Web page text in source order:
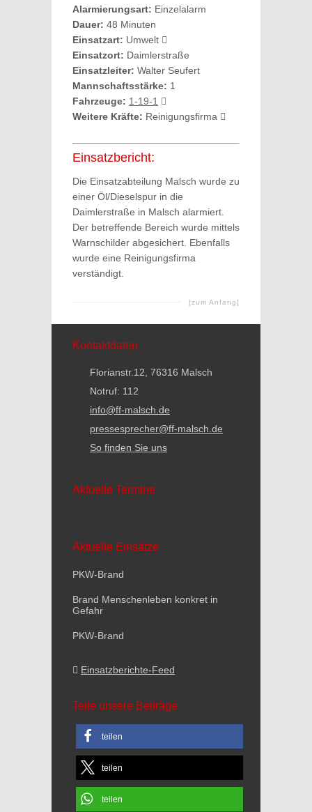
Alarmierungsart: Einzelalarm
Dauer: 48 Minuten
Einsatzart: Umwelt
Einsatzort: Daimlerstraße
Einsatzleiter: Walter Seufert
Mannschaftsstärke: 1
Fahrzeuge: 1-19-1
Weitere Kräfte: Reinigungsfirma
Einsatzbericht:
Die Einsatzabteilung Malsch wurde zu
einer Öl/Dieselspur in die
Daimlerstraße in Malsch alarmiert.
Der betreffende Bereich wurde mittels
Warnschilder abgesichert. Ebenfalls
wurde eine Reinigungsfirma
verständigt.
[zum Anfang]
Kontaktdaten
Florianstr.12, 76316 Malsch
Notruf: 112
info@ff-malsch.de
pressesprecher@ff-malsch.de
So finden Sie uns
Aktuelle Termine
Aktuelle Einsätze
PKW-Brand
Brand Menschenleben konkret in
Gefahr
PKW-Brand
Einsatzberichte-Feed
Teile unsere Beiträge
teilen
teilen
teilen